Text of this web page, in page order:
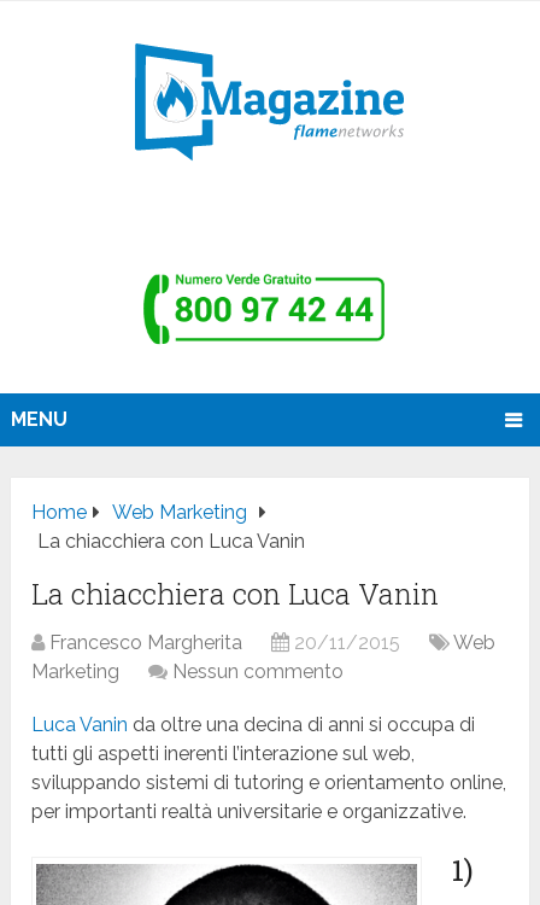
MENU
Home
Web Marketing
La chiacchiera con Luca Vanin
La chiacchiera con Luca Vanin
Francesco Margherita 20/11/2015
Web
Marketing
Nessun commento
Luca Vanin da oltre una decina di anni si occupa di
tutti gli aspetti inerenti l’interazione sul web,
sviluppando sistemi di tutoring e orientamento online,
per importanti realtà universitarie e organizzative.
1)